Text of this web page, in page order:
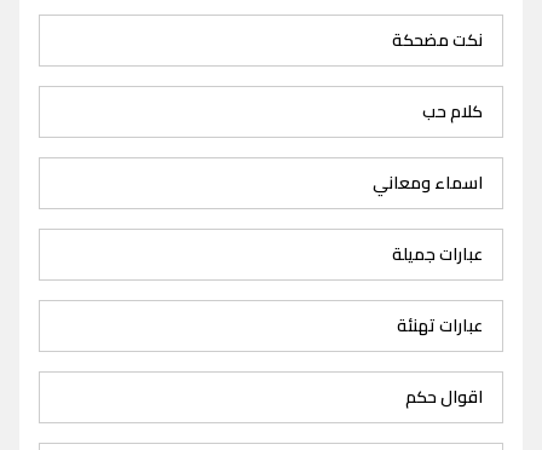
نكت مضحكة
كلام حب
اسماء ومعاني
عبارات جميلة
عبارات تهنئة
اقوال حكم